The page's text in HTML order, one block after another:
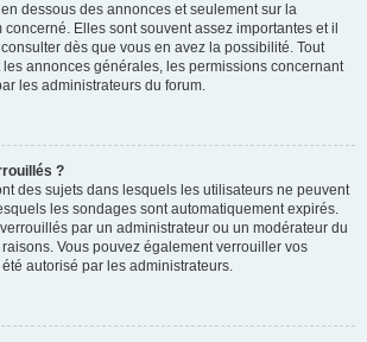
dessous des annonces et seulement sur la
Elles sont souvent assez importantes et il
dès que vous en avez la possibilité. Tout
annonces générales, les permissions concernant
les administrateurs du forum.
?
des sujets dans lesquels les utilisateurs ne peuvent
les sondages sont automatiquement expirés.
par un administrateur ou un modérateur du
Vous pouvez également verrouiller vos
autorisé par les administrateurs.